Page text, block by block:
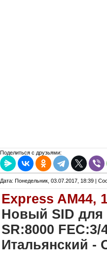
Поделиться с друзьями:
Дата: Понедельник, 03.07.2017, 18:39 |
Express AM44,
Новый SID для
SR:8000 FEC:3/
Итальянский -